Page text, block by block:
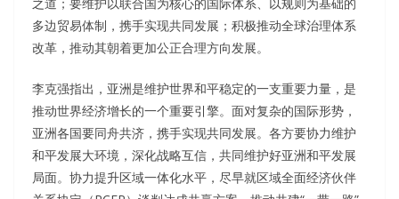
之道；要维护以联合国为核心的国际体系、以规则为基础的
多边贸易体制，携手实现共同发展；积极推动全球治理体系
改革，推动其朝着更加公正合理方向发展。
李克强指出，亚洲是维护世界和平稳定的一支重要力量，是
推动世界经济增长的一个重要引擎。面对复杂的国际形势，
亚洲各国要同舟共济，携手实现共同发展。各方要协力维护
和平发展大环境，深化战略互信，共同维护好亚洲和平发展
局面。协力提升区域一体化水平，尽早就区域全面经济伙伴